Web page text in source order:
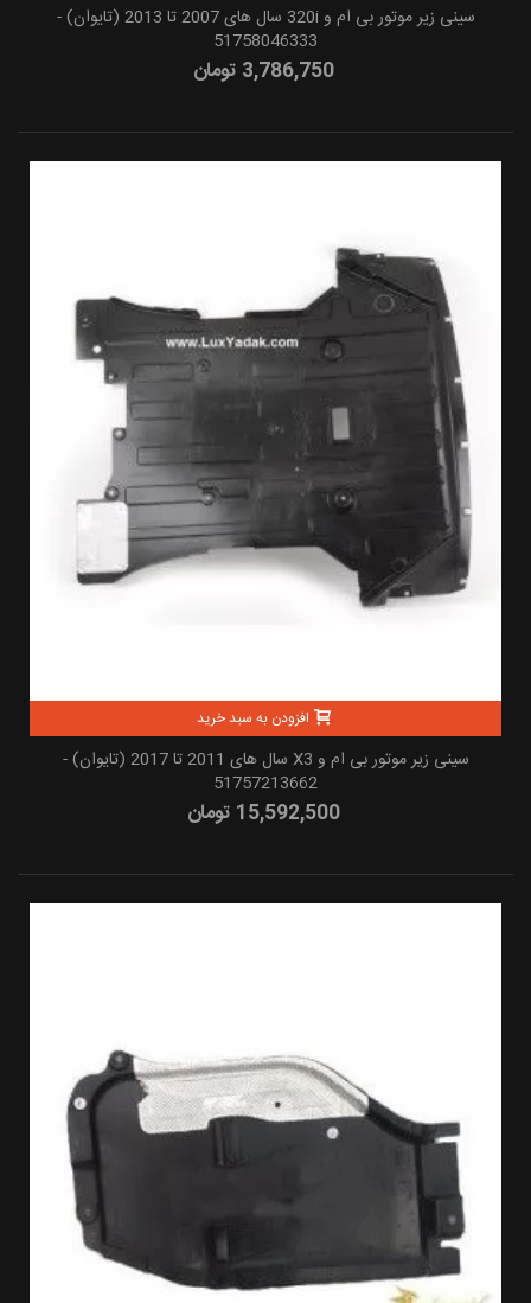
سینی زیر موتور بی ام و 320i سال های 2007 تا 2013 (تایوان) -
51758046333
3,786,750 تومان
افزودن به سبد خرید
سینی زیر موتور بی ام و X3 سال های 2011 تا 2017 (تایوان) -
51757213662
15,592,500 تومان